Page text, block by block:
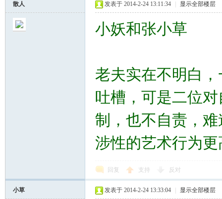
散人 发表于 2014-2-24 13:11:34 显示全部楼层
小妖和张小草
老夫实在不明白
吐槽，可是二位
制，也不自责，
涉性的艺术行为
回复 支持 反对
小草 发表于 2014-2-24 13:33:04 显示全部楼层